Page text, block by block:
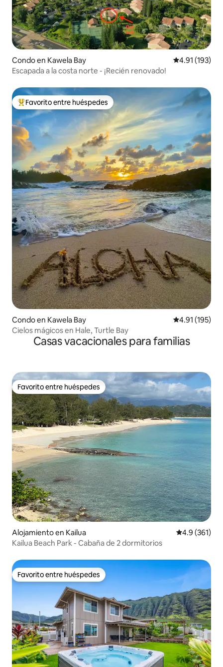
Condo en Kawela Bay Calificación
4.91 (193)
Escapada a la costa norte - ¡Recién renovado!
Favorito entre huéspedes preferido
Favorito entre huéspedes
Condo en Kawela Bay Calificación
4.91 (195)
Cielos mágicos en Hale, Turtle Bay
Casas vacacionales para familias
Favorito entre huéspedes
Favorito entre huéspedes
Alojamiento en Kailua Calificación
4.9 (361)
Kailua Beach Park - Cabaña de 2 dormitorios
Favorito entre huéspedes
Favorito entre huéspedes